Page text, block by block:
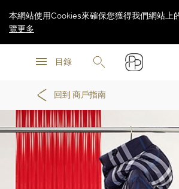
目錄
本網站使用Cookies來確保您獲得我們網站上
覽更多
回到 商戶指南